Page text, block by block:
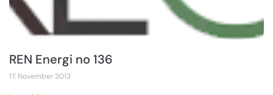
REN Energi no 136
17. November 2013